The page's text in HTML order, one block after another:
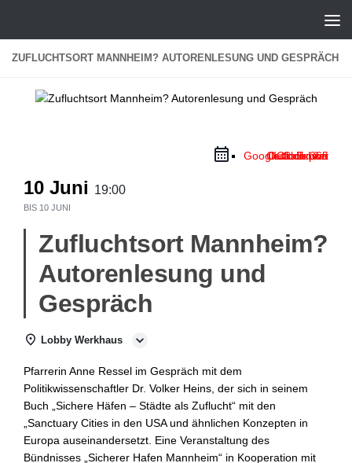
ZUFLUCHTSORT MANNHEIM? AUTORENLESUNG UND GESPRÄCH
iCal Export
Google Calendar
Outlook 365
Outlook Live
10 Juni 19:00
BIS 10 JUNI
Zufluchtsort Mannheim?
Autorenlesung und
Gespräch
Lobby Werkhaus
Pfarrerin Anne Ressel im Gespräch mit dem
Politikwissenschaftler Dr. Volker Heins, der sich in seinem
Buch „Sichere Häfen – Städte als Zuflucht“ mit den
„Sanctuary Cities in den USA und ähnlichen Konzepten in
Europa auseinandersetzt. Eine Veranstaltung des
Bündnisses „Sicherer Hafen Mannheim“ in Kooperation mit